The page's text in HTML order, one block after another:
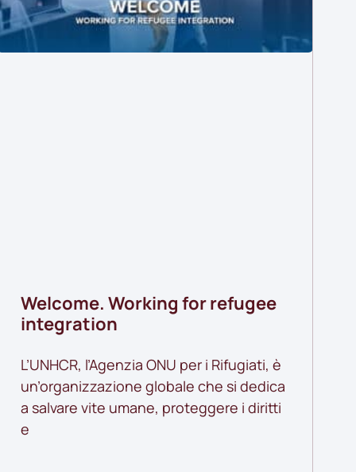
Welcome. Working for refugee
integration
L’UNHCR, l’Agenzia ONU per i Rifugiati, è
un’organizzazione globale che si dedica
a salvare vite umane, proteggere i diritti
e